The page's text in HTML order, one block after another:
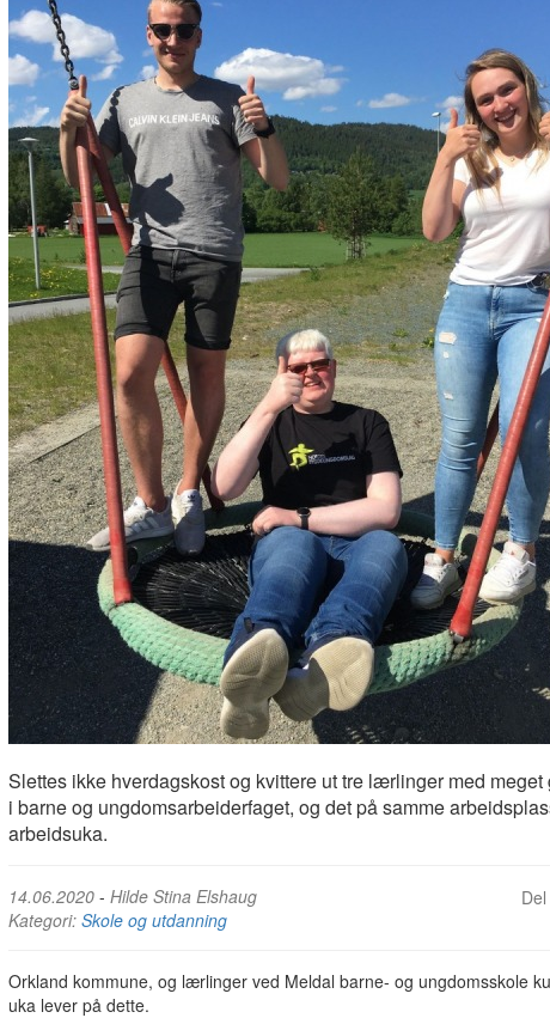
Slettes ikke hverdagskost og kvittere ut tre lærlinger med meget
i barne og ungdomsarbeiderfaget, og det på samme
arbeidsuka.
14.06.2020 - Hilde Stina Elshaug
Kategori: Skole og utdanning
Orkland kommune, og lærlinger ved Meldal barne- og ungdomsskole
uka lever på dette.